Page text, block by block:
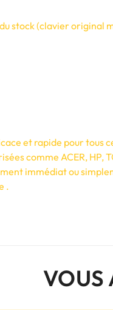
stock (clavier original
et rapide pour
comme ACER,
immédiat ou
.
VOUS